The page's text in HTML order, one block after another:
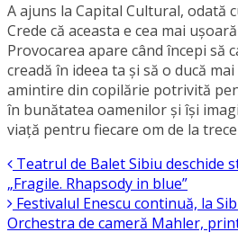
A ajuns la Capital Cultural, odată
Crede că aceasta e cea mai
Provocarea apare când începi să
creadă în ideea ta și să o ducă
amintire din copilărie potrivită
în bunătatea oamenilor și își
viață pentru fiecare om de la
Teatrul de Balet Sibiu deschide
„Fragile. Rhapsody in blue”
Festivalul Enescu continuă, la
Orchestra de cameră Mahler,